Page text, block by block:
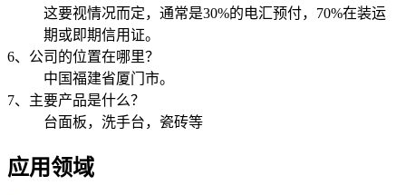
这要视情况而定，通常是30%的电汇预付，70%在装运
期或即期信用证。
6、公司的位置在哪里？
中国福建省厦门市。
7、主要产品是什么？
台面板，洗手台，瓷砖等
应用领域